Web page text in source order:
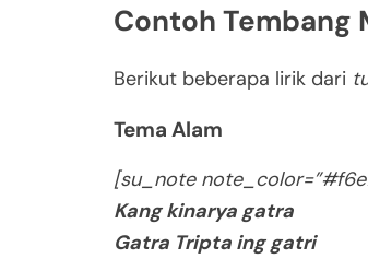
Contoh Tembang
Berikut beberapa lirik dari
Tema Alam
[su_note
Kang kinarya gatra
Gatra Tripta ing gatri